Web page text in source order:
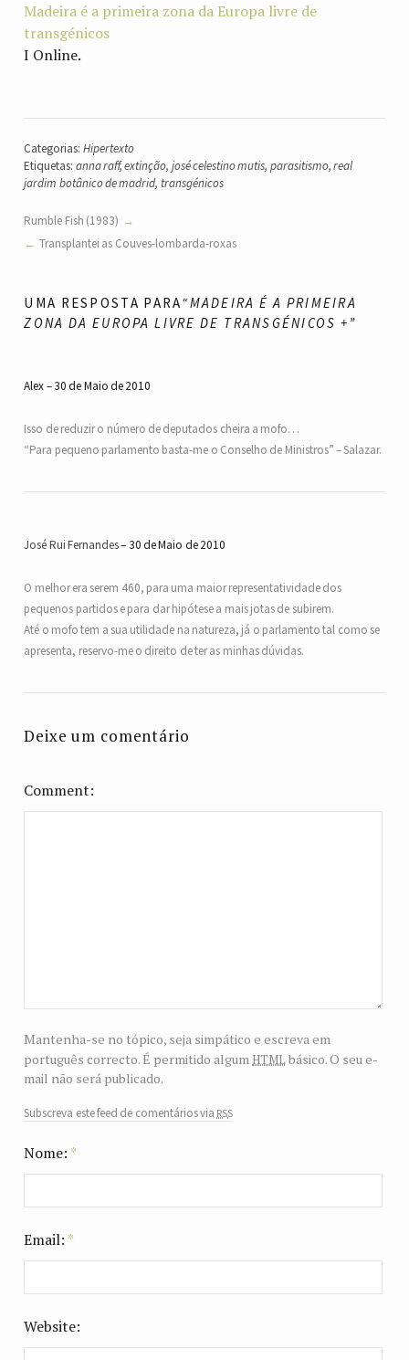
Madeira é a primeira zona da Europa livre de
transgénicos
I Online.
Categorias: Hipertexto
Etiquetas: anna raff,extinção, josé celestino mutis, parasitismo,real
jardim botânico de madrid, transgénicos
Rumble Fish (1983)
Transplantei as Couves-lombarda-roxas
UMA RESPOSTA PARA“MADEIRA É A PRIMEIRA
ZONA DA EUROPA LIVRE DE TRANSGÉNICOS +”
Alex 30 de Maio de 2010
Isso de reduzir o número de deputados cheira a mofo…
“Para pequeno parlamento basta-me o Conselho de Ministros” – Salazar.
José Rui Fernandes 30 de Maio de 2010
O melhor era serem 460, para uma maior representatividade dos
pequenos partidos e para dar hipótese a mais jotas de subirem.
Até o mofo tem a sua utilidade na natureza, já o parlamento tal como se
apresenta, reservo-me o direito de ter as minhas dúvidas.
Deixe um comentário
Comment
Mantenha-se no tópico, seja simpático e escreva em
português correcto. É permitido algum htmlbásico. O seu e-
mail não será publicado.
Subscreva este feed de comentários via rss
Nome: *
Email: *
Website: